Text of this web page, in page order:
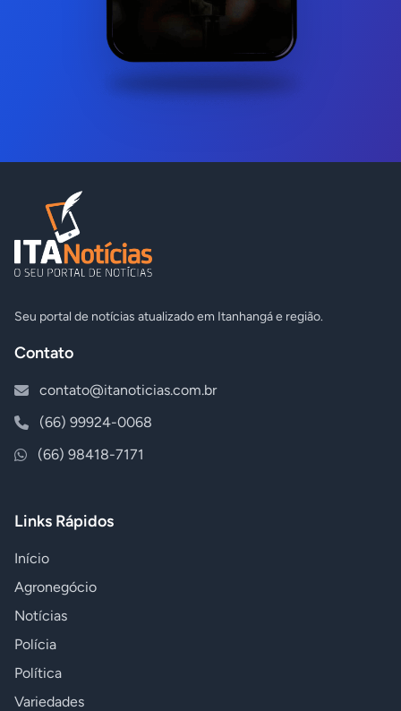
Seu portal de notícias atualizado em Itanhangá e região.
Contato
contato@itanoticias.com.br
(66) 99924-0068
(66) 98418-7171
Links Rápidos
Início
Agronegócio
Notícias
Polícia
Política
Variedades